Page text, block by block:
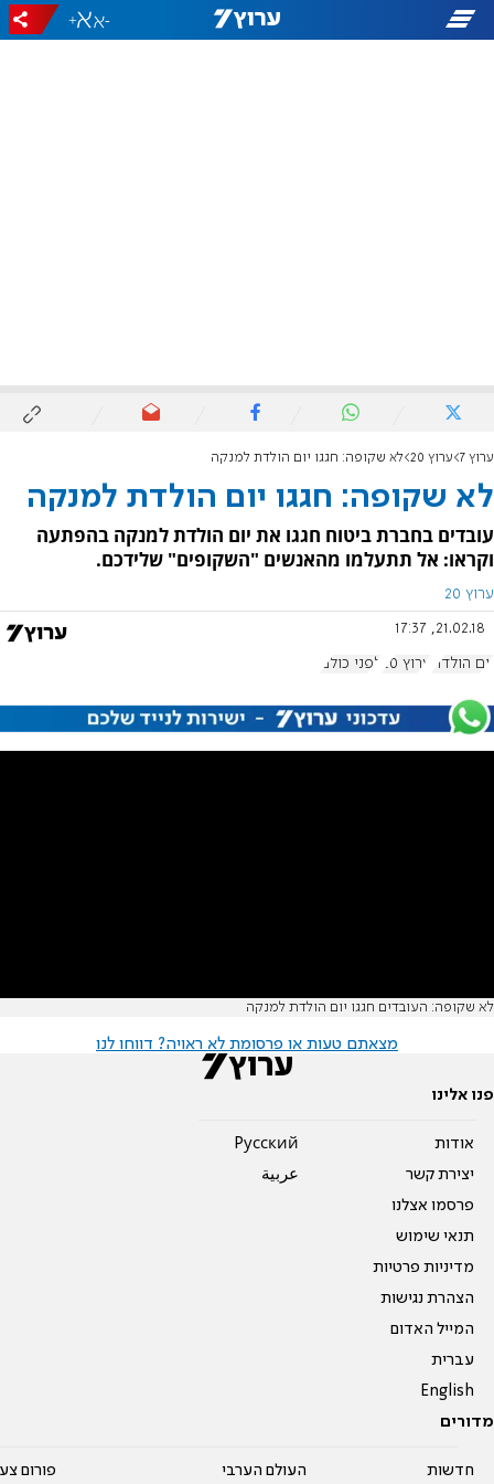
-
+
ערוץ 7 ערוץ 20 לא שקופה: חגגו יום הולדת למנקה
לא שקופה: חגגו יום הולדת למנקה
עובדים בחברת ביטוח חגגו את יום הולדת למנקה בהפתעה
וקראו: אל תתעלמו מהאנשים "השקופים" שלידכם.
ערוץ 20
21.02.18, 17:37
יום הולדת ערוץ 20 לפני כולם
לא שקופה: העובדים חגגו יום הולדת למנקה
מצאתם טעות או פרסומת לא ראויה? דווחו לנו
פנו אלינו
אודות
יצירת קשר
פרסמו אצלנו
תנאי שימוש
מדיניות פרטיות
הצהרת נגישות
המייל האדום
עברית
English
Pусский
عربية
מדורים
חדשות העולם הערבי פורום